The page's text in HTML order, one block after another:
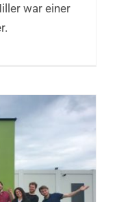
war einer